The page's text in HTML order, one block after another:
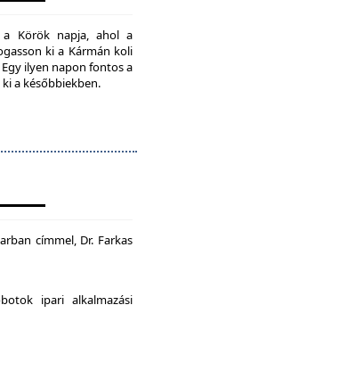
a Körök napja, ahol a
ki a Kármán koli
ilyen napon fontos a
a későbbiekben.
címmel, Dr. Farkas
ipari alkalmazási